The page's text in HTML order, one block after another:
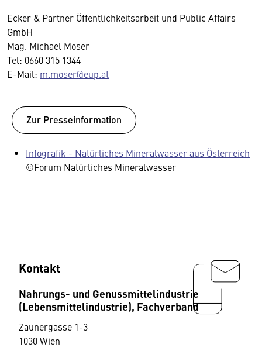
Ecker & Partner Öffentlichkeitsarbeit und Public Affairs
GmbH
Mag. Michael Moser
Tel: 0660 315 1344
E-Mail: m.moser@eup.at
Zur Presseinformation
Infografik - Natürliches Mineralwasser aus Österreich
©Forum Natürliches Mineralwasser
Kontakt
Nahrungs- und Genussmittelindustrie
(Lebensmittelindustrie), Fachverband
Zaunergasse 1-3
1030 Wien